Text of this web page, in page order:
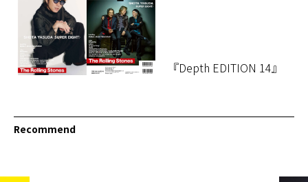
『Depth EDITION 14』
Recommend